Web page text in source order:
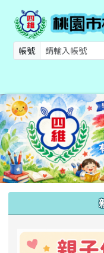
帳號